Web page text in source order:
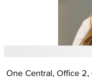
One Central, Office